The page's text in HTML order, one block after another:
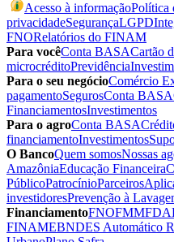
Acesso à informaçãoPolítica
privacidadeSegurançaLGPD
FNORelatórios do FINAM
Para vocêConta BASACartão
microcréditoPrevidência
Para o seu negócioComércio
pagamentoSegurosConta BASA
FinanciamentosInvestimentos
Para o agroConta BASA
financiamentoInvestimentos
O BancoQuem somosNossas
AmazôniaEducação Financeira
PúblicoPatrocínioParceiros
investidoresPrevenção à
FinanciamentoFNOFMMFDA
FINAMEBNDES Automático